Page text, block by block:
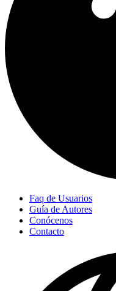
Faq de Usuarios
Guía de Autores
Conócenos
Contacto